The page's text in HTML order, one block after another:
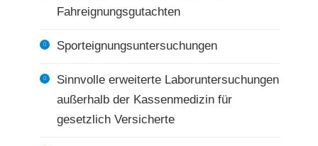
Fahreignungsgutachten
Sporteignungsuntersuchungen
Sinnvolle erweiterte Laboruntersuchungen
außerhalb der Kassenmedizin für
gesetzlich Versicherte